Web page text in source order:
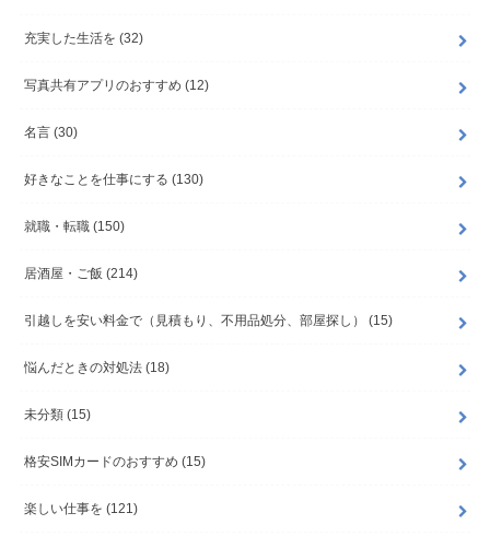
充実した生活を (32)
写真共有アプリのおすすめ (12)
名言 (30)
好きなことを仕事にする (130)
就職・転職 (150)
居酒屋・ご飯 (214)
引越しを安い料金で（見積もり、不用品処分、部屋探し） (15)
悩んだときの対処法 (18)
未分類 (15)
格安SIMカードのおすすめ (15)
楽しい仕事を (121)